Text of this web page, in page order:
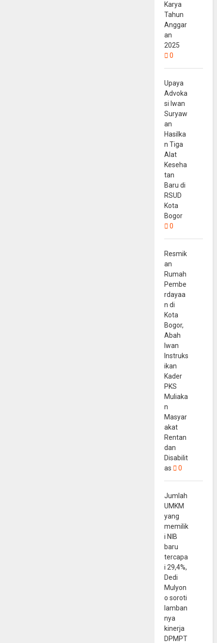
Karya
Tahun
Anggar
an
2025
0
Upaya
Advoka
si Iwan
Suryaw
an
Hasilka
n Tiga
Alat
Keseha
tan
Baru di
RSUD
Kota
Bogor
0
Resmik
an
Rumah
Pembe
rdayaa
n di
Kota
Bogor,
Abah
Iwan
Instruks
ikan
Kader
PKS
Muliaka
n
Masyar
akat
Rentan
dan
Disabilit
as
0
Jumlah
UMKM
yang
memilik
i NIB
baru
tercapa
i 29,4%,
Dedi
Mulyon
o soroti
lamban
nya
kinerja
DPMPT